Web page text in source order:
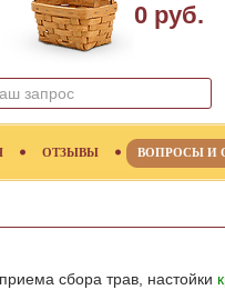
0 руб.
ОТЗЫВЫ ВОПРОСЫ И
сбора трав, настойки